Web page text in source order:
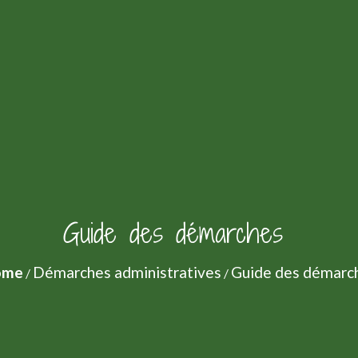
Guide des démarches
/ Démarches administratives / Guide des